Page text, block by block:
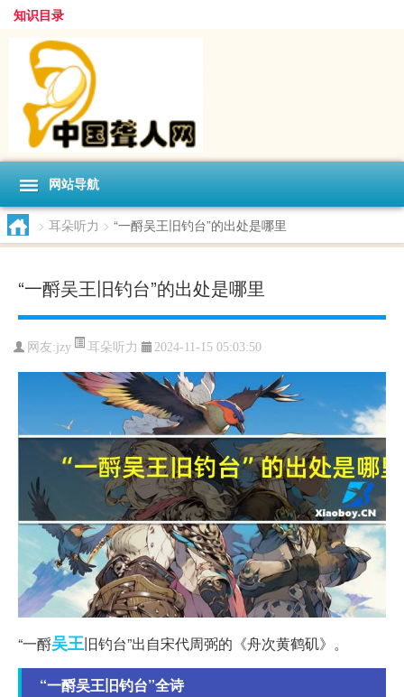
知识目录
网站导航
> 耳朵听力 > “一酹吴王旧钓台”的出处是哪里
“一酹吴王旧钓台”的出处是哪里
网友:jzy 耳朵听力 2024-11-15 05:03:50
“一酹吴王旧钓台”出自宋代周弼的《舟次黄鹤矶》。
“一酹吴王旧钓台”全诗